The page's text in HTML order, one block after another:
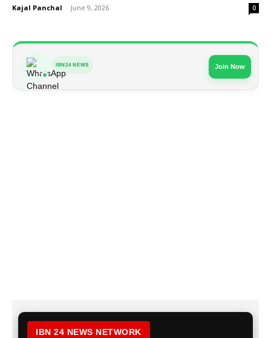
Kajal Panchal - June 9, 2026 0
IBN24 NEWS Join Now
IBN 24 NEWS NETWORK